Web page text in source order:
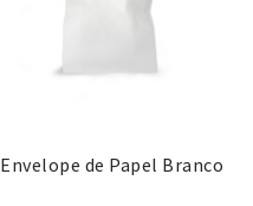
Envelope de Papel Branco